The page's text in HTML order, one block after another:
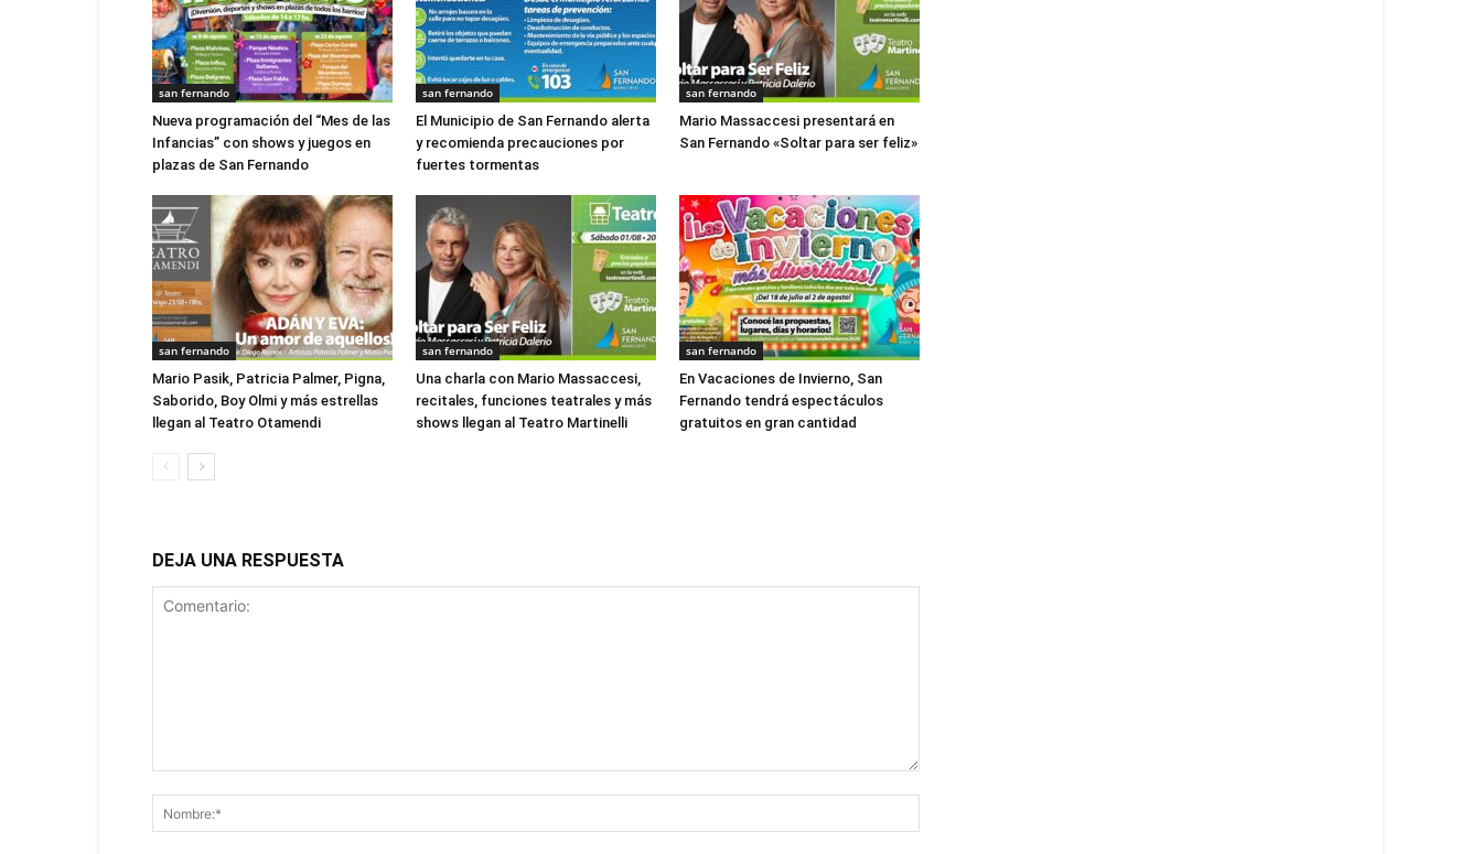
san fernando
Nueva programación del “Mes de las
Infancias” con shows y juegos en
plazas de San Fernando
san fernando
El Municipio de San Fernando alerta
y recomienda precauciones por
fuertes tormentas
san fernando
Mario Massaccesi presentará en
San Fernando «Soltar para ser feliz»
san fernando
Mario Pasik, Patricia Palmer, Pigna,
Saborido, Boy Olmi y más estrellas
llegan al Teatro Otamendi
san fernando
Una charla con Mario Massaccesi,
recitales, funciones teatrales y más
shows llegan al Teatro Martinelli
san fernando
En Vacaciones de Invierno, San
Fernando tendrá espectáculos
gratuitos en gran cantidad
DEJA UNA RESPUESTA